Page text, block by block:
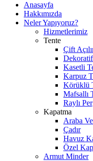
Anasayfa
Hakkımızda
Neler Yapıyoruz?
Hizmetlerimiz
Tente
Çift
Kasetli
Karpuz
Körüklü
Mafsallı
Raylı
Kapatma
Araba
Çadır
Havuz
Özel
Armut Minder